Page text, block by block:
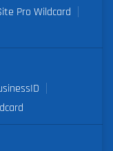
Pro Wildcard